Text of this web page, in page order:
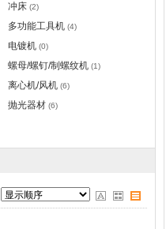
冲床 (2)
多功能工具机 (4)
电镀机 (0)
螺母/螺钉/制螺纹机 (1)
离心机/风机 (6)
抛光器材 (6)